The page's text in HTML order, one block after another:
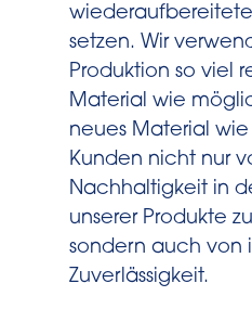
setzen. Wir
Produktion so viel
Material wie
neues Material
Kunden nicht nur
Nachhaltigkeit in
unserer Produkte
sondern auch von
Zuverlässigkeit.